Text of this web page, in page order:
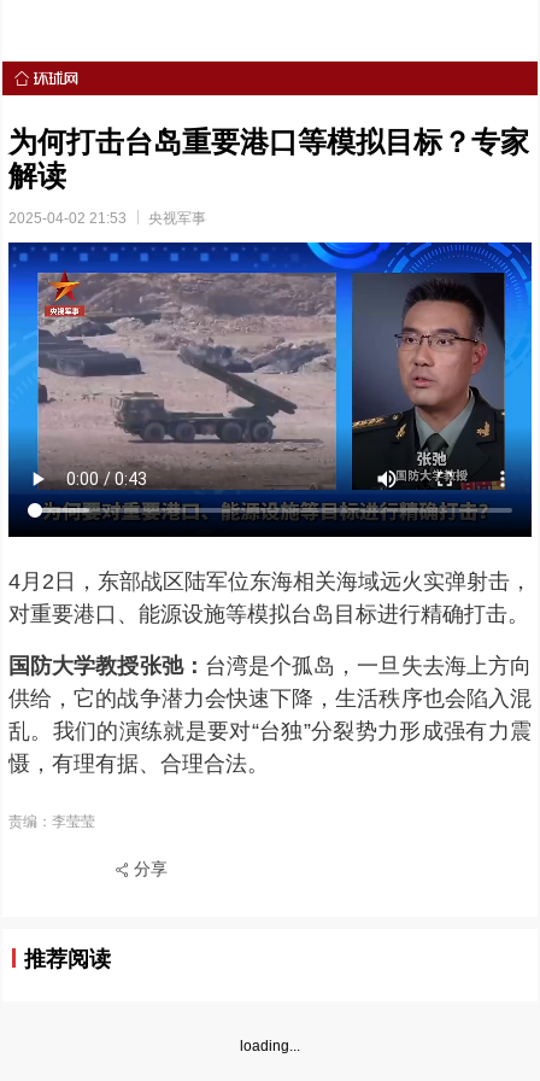
为何打击台岛重要港口等模拟目标？专家
解读
2025-04-02 21:53 央视军事
4月2日，东部战区陆军位东海相关海域远火实弹射击，
对重要港口、能源设施等模拟台岛目标进行精确打击。
国防大学教授张弛： 台湾是个孤岛，一旦失去海上方向
供给，它的战争潜力会快速下降，生活秩序也会陷入混
乱。我们的演练就是要对“台独”分裂势力形成强有力震
慑，有理有据、合理合法。
责编：李莹莹
分享
推荐阅读
loading...